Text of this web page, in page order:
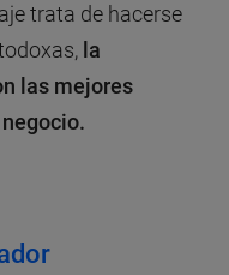
trata de hacerse
la
las mejores